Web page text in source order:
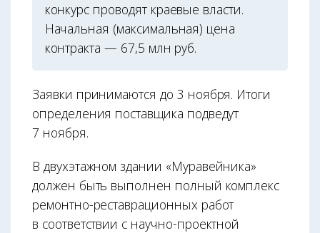
конкурс проводят краевые власти.
Начальная (максимальная) цена
контракта — 67,5 млн руб.
Заявки принимаются до 3 ноября. Итоги
определения поставщика подведут
7 ноября.
В двухэтажном здании «Муравейника»
должен быть выполнен полный комплекс
ремонтно-реставрационных работ
в соответствии с научно-проектной